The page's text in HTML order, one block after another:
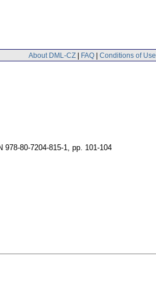
About DML-CZ | FAQ | Conditions of Use
80-7204-815-1, pp. 101-104